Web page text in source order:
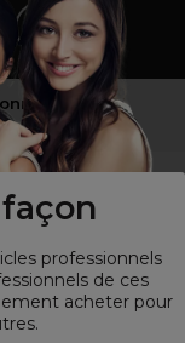
professionnels
de ces
acheter pour
?
!